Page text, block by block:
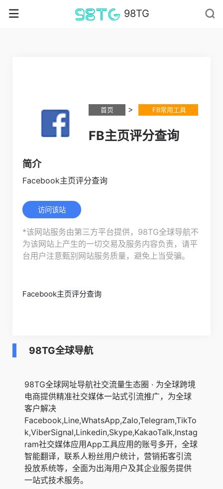
98TG
首页 > FB常用工具
FB主页评分查询
简介
Facebook主页评分查询
访问该站
*该网站服务由第三方平台提供，98TG全球导航不
为该网站上产生的一切交易及服务内容负责，请平
台用户注意甄别网站服务质量，避免上当受骗。
Facebook主页评分查询
98TG全球导航
98TG全球网址导航社交流量生态圈 · 为全球跨境
电商提供精准社交媒体一站式引流推广，为全球
客户解决
Facebook,Line,WhatsApp,Zalo,Telegram,TikTo
k,ViberSignal,Linkedin,Skype,KakaoTalk,Instag
ram社交媒体应用App工具应用的账号多开，全球
智能翻译，联系人粉丝用户统计，营销拓客引流
投放系统等，全面为出海用户及其企业服务提供
一站式技术服务。